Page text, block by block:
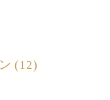
(12)